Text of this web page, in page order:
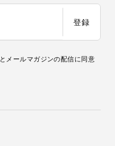
登録
とメールマガジンの配信に同意